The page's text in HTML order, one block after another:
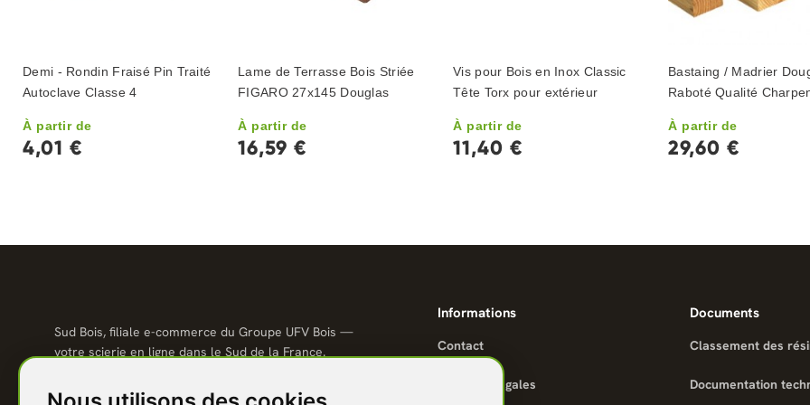
Demi - Rondin Fraisé Pin Traité
Autoclave Classe 4
À partir de
4,01 €
Lame de Terrasse Bois Striée
FIGARO 27x145 Douglas
À partir de
16,59 €
Vis pour Bois en Inox Classic
Tête Torx pour extérieur
À partir de
11,40 €
Bastaing / Madrier
Raboté Qualité
À partir de
29,60 €
Sud Bois, filiale e-commerce du Groupe UFV Bois —
votre scierie en ligne dans le Sud de la France.
France.
Informations
Contact
Mentions légales
Documents
Classement des
Documentation